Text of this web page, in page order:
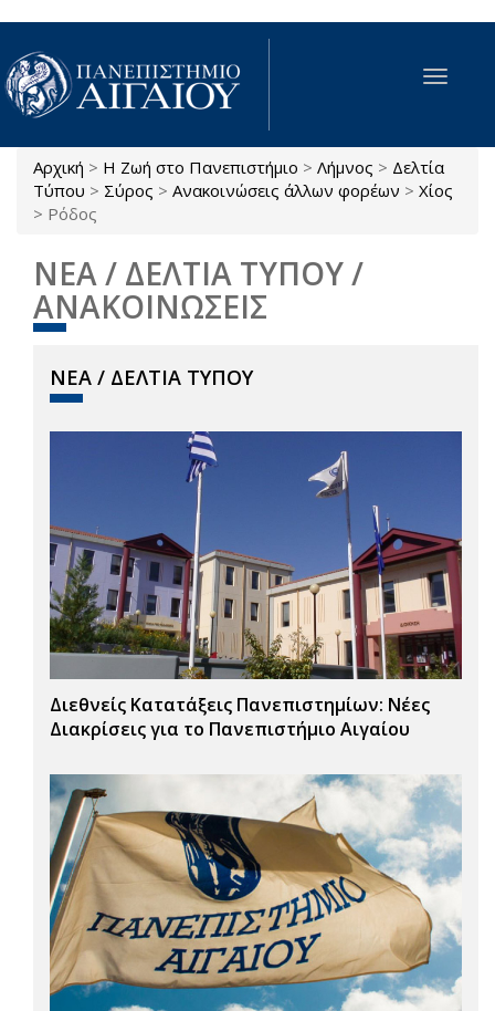
Παράκαμψη προς το κυρίως περιεχόμενο
Toggle
Είστε εδώ
Αρχική > Η Ζωή στο Πανεπιστήμιο > Λήμνος > Δελτία
Τύπου > Σύρος > Ανακοινώσεις άλλων φορέων > Χίος
> Ρόδος
ΝΕΑ / ΔΕΛΤΙΑ ΤΥΠΟΥ /
ΑΝΑΚΟΙΝΩΣΕΙΣ
ΝΕΑ / ΔΕΛΤΙΑ ΤΥΠΟΥ
Διεθνείς Κατατάξεις Πανεπιστημίων: Νέες
Διακρίσεις για το Πανεπιστήμιο Αιγαίου